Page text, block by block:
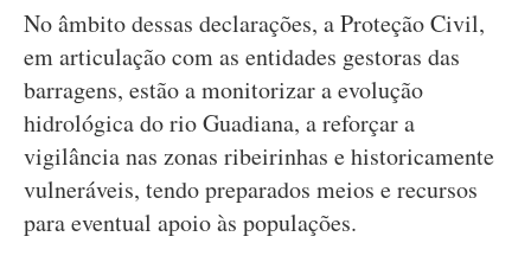
No âmbito dessas declarações, a Proteção Civil,
em articulação com as entidades gestoras das
barragens, estão a monitorizar a evolução
hidrológica do rio Guadiana, a reforçar a
vigilância nas zonas ribeirinhas e historicamente
vulneráveis, tendo preparados meios e recursos
para eventual apoio às populações.